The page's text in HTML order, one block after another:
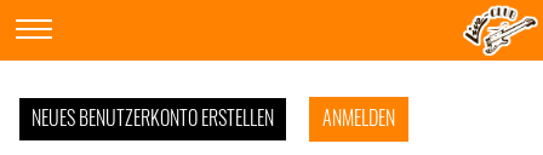
NEUES BENUTZERKONTO ERSTELLEN ANMELDEN